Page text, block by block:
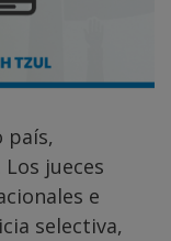
país,
jueces
e
selectiva,